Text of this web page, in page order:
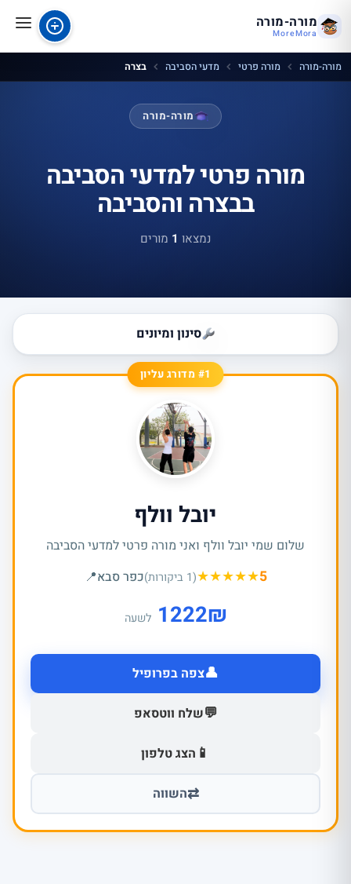
מורה-מורה
MoreMora
מורה-מורה מורה פרטי מדעי הסביבה בצרה
מורה-מורה
מורה פרטי למדעי הסביבה
בבצרה והסביבה
נמצאו 1 מורים
סינון ומיונים
#1 מדורג עליון
יובל וולף
שלום שמי יובל וולף ואני מורה פרטי למדעי הסביבה
(1 ביקורות)★★★★★5 כפר סבא📍
₪
1222 לשעה
👤צפה בפרופיל
💬שלח ווטסאפ
📱 הצג טלפון
⇄השווה